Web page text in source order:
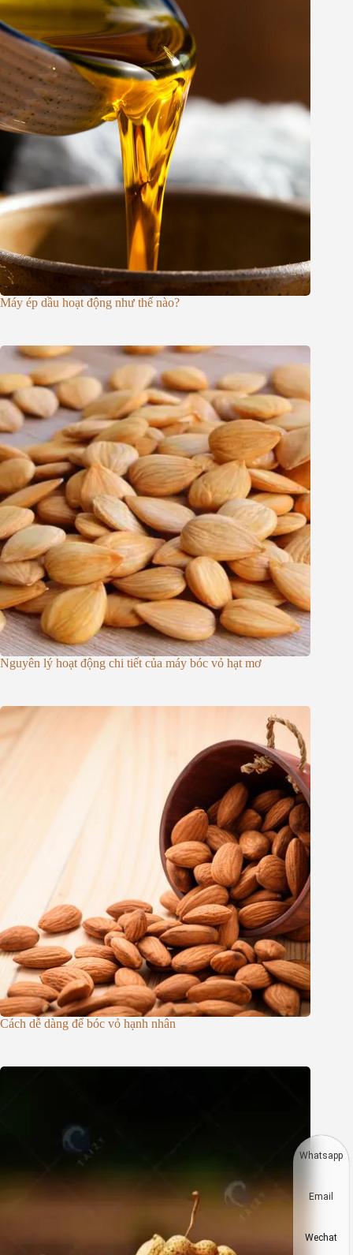
Máy ép dầu hoạt động như thế nào?
Nguyên lý hoạt động chi tiết của máy bóc vỏ hạt mơ
Cách dễ dàng để bóc vỏ hạnh nhân
Whatsapp
Email
Wechat